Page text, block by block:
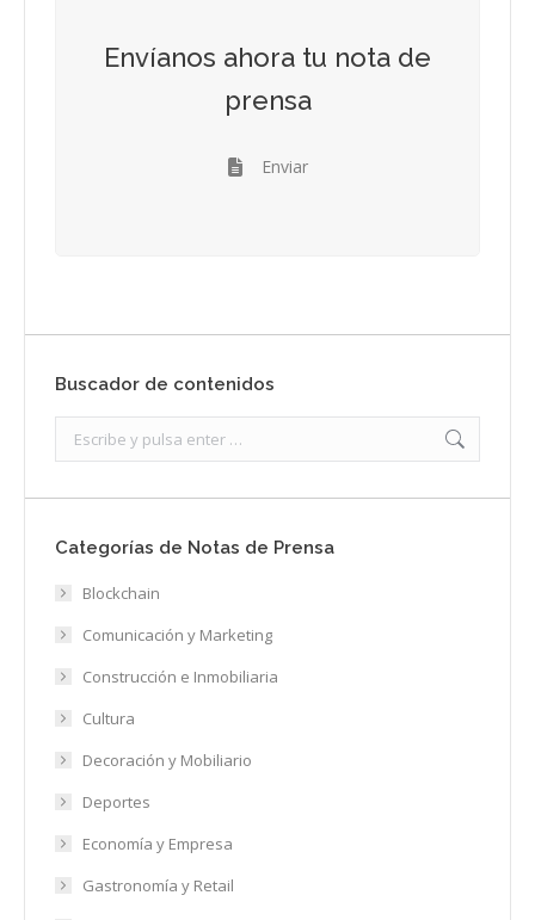
Envíanos ahora tu nota de
prensa
Enviar
Buscador de contenidos
Categorías de Notas de Prensa
Blockchain
Comunicación y Marketing
Construcción e Inmobiliaria
Cultura
Decoración y Mobiliario
Deportes
Economía y Empresa
Gastronomía y Retail